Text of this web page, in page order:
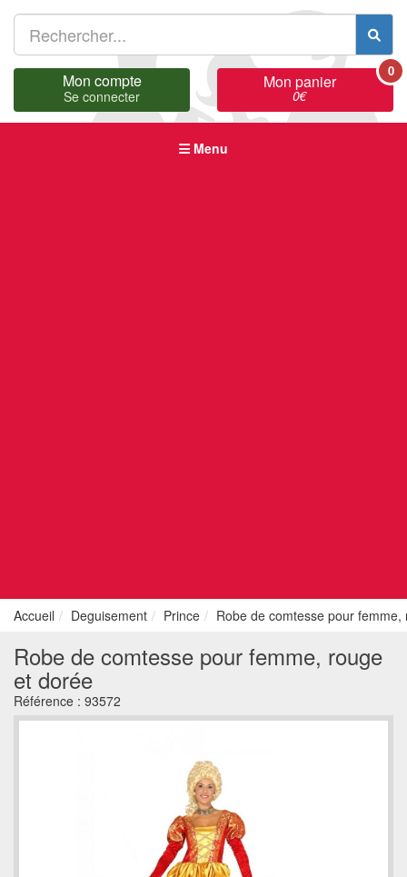
Mon compte
Se connecter
Mon panier
0€
0
Menu
Accueil Deguisement Prince Robe de comtesse pour
Robe de comtesse pour femme, rouge
et dorée
Référence : 93572